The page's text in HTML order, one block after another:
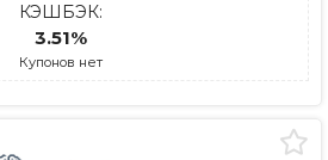
КЭШБЭК:
3.51%
Купонов нет